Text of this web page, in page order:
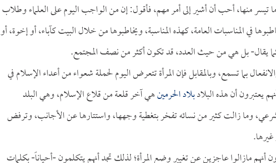
تيسر منها، أحب أن أشير إلى أمر مهم، فأقول: إن من الواجب اليوم على العلماء وطلاب
في المناسبات العامة، كهذه المناسبة، ويخاطبوها من خلال البيت كآباء، أو إخوة، أو
يقال- بل هي من حيث العدد، قد تكون أكثر من نصف المجتمع.
بما تسمع، وبالمقابل فإن المرأة تتعرض اليوم لحملة شعواء من أعداء الإسلام في
يعتبرون أن هذه البلادبلاد الحرمينهي آخر قلعة من قلاع الإسلام، وهي البلد
وما زالت كثير من نسائه تفخر بتغطية وجهها، واستتارها عن الأجانب، وترفض
مازالوا عاجزين عن تغيير وضع المرأة؛ لذلك تجد أنهم يتكلمون -أحياناً- بكلمات